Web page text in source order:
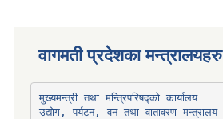
वागमती प्रदेशका मन्त्रालयहरु
मुख्यमन्त्री तथा मन्त्रिपरिषद्को कार्यालय
उद्योग, पर्यटन, वन तथा वातावरण मन्त्रालय